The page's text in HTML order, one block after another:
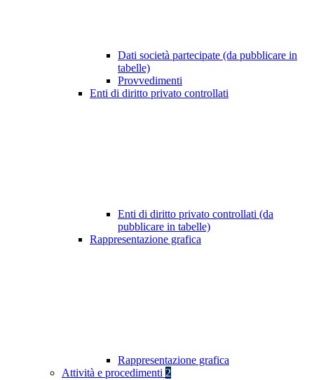
Dati società partecipate (da pubblicare in
tabelle)
Provvedimenti
Enti di diritto privato controllati
Enti di diritto privato controllati (da
pubblicare in tabelle)
Rappresentazione grafica
Rappresentazione grafica
Attività e procedimenti 2